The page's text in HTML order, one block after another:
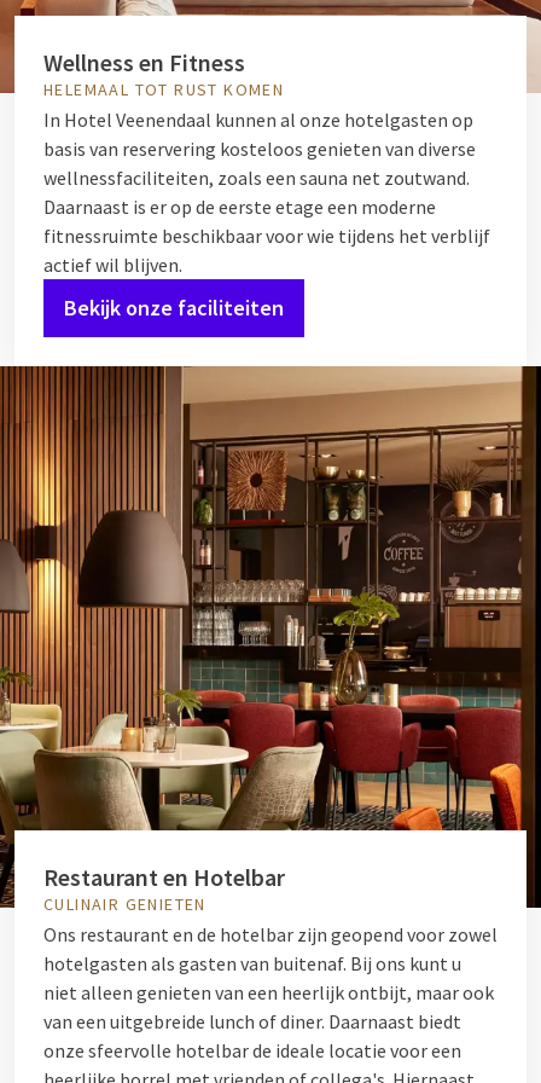
Wellness en Fitness
HELEMAAL TOT RUST KOMEN
In Hotel Veenendaal kunnen al onze hotelgasten op
basis van reservering kosteloos genieten van diverse
wellnessfaciliteiten, zoals een sauna net zoutwand.
Daarnaast is er op de eerste etage een moderne
fitnessruimte beschikbaar voor wie tijdens het verblijf
actief wil blijven.
Bekijk onze faciliteiten
Restaurant en Hotelbar
CULINAIR GENIETEN
Ons restaurant en de hotelbar zijn geopend voor zowel
hotelgasten als gasten van buitenaf. Bij ons kunt u
niet alleen genieten van een heerlijk ontbijt, maar ook
van een uitgebreide lunch of diner. Daarnaast biedt
onze sfeervolle hotelbar de ideale locatie voor een